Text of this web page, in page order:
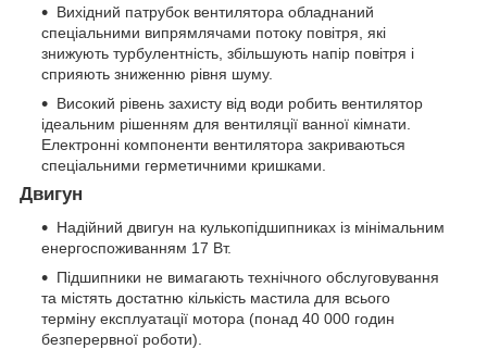
Вихідний патрубок вентилятора обладнаний
спеціальними випрямлячами потоку повітря, які
знижують турбулентність, збільшують напір повітря і
сприяють зниженню рівня шуму.
Високий рівень захисту від води робить вентилятор
ідеальним рішенням для вентиляції ванної кімнати.
Електронні компоненти вентилятора закриваються
спеціальними герметичними кришками.
Двигун
Надійний двигун на кулькопідшипниках із мінімальним
енергоспоживанням 17 Вт.
Підшипники не вимагають технічного обслуговування
та містять достатню кількість мастила для всього
терміну експлуатації мотора (понад 40 000 годин
безперервної роботи).